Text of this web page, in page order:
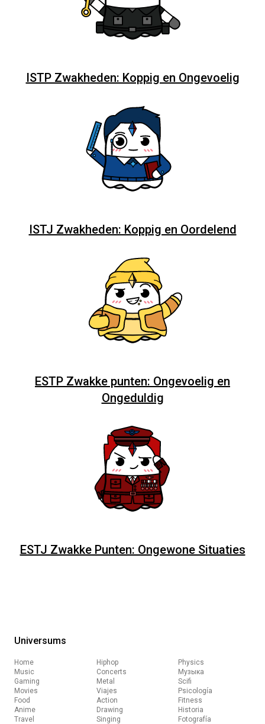
ISTP Zwakheden: Koppig en Ongevoelig
ISTJ Zwakheden: Koppig en Oordelend
ESTP Zwakke punten: Ongevoelig en
Ongeduldig
ESTJ Zwakke Punten: Ongewone Situaties
Universums
Home
Music
Gaming
Movies
Food
Anime
Travel
Hiphop
Concerts
Metal
Viajes
Action
Drawing
Singing
Physics
Музыка
Scifi
Psicología
Fitness
Historia
Fotografía